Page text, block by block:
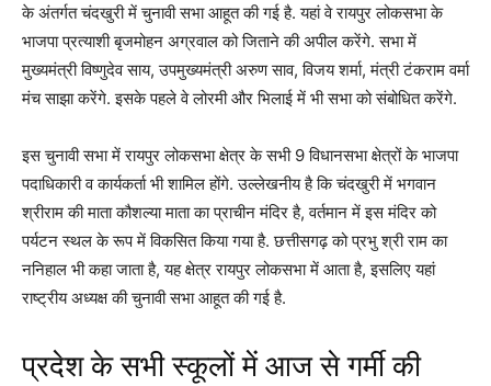
के अंतर्गत चंदखुरी में चुनावी सभा आहूत की गई है. यहां वे रायपुर लोकसभा के
भाजपा प्रत्याशी बृजमोहन अग्रवाल को जिताने की अपील करेंगे. सभा में
मुख्यमंत्री विष्णुदेव साय, उपमुख्यमंत्री अरुण साव, विजय शर्मा, मंत्री टंकराम वर्मा
मंच साझा करेंगे. इसके पहले वे लोरमी और भिलाई में भी सभा को संबोधित करेंगे.
इस चुनावी सभा में रायपुर लोकसभा क्षेत्र के सभी 9 विधानसभा क्षेत्रों के भाजपा
पदाधिकारी व कार्यकर्ता भी शामिल होंगे. उल्लेखनीय है कि चंदखुरी में भगवान
श्रीराम की माता कौशल्या माता का प्राचीन मंदिर है, वर्तमान में इस मंदिर को
पर्यटन स्थल के रूप में विकसित किया गया है. छत्तीसगढ़ को प्रभु श्री राम का
ननिहाल भी कहा जाता है, यह क्षेत्र रायपुर लोकसभा में आता है, इसलिए यहां
राष्ट्रीय अध्यक्ष की चुनावी सभा आहूत की गई है.
प्रदेश के सभी स्कूलों में आज से गर्मी की